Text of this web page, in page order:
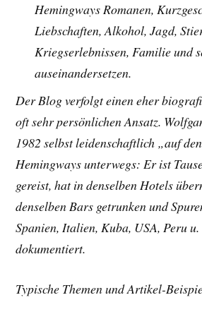
Hemingways Romanen,
Liebschaften, Alkohol, Jagd,
Kriegserlebnissen, Familie und
auseinandersetzen.
Der Blog verfolgt einen eher
oft sehr persönlichen Ansatz.
1982 selbst leidenschaftlich „auf
Hemingways unterwegs: Er ist
gereist, hat in denselben Hotels
denselben Bars getrunken und
Spanien, Italien, Kuba, USA, Peru u.
dokumentiert.
Typische Themen und Artikel-